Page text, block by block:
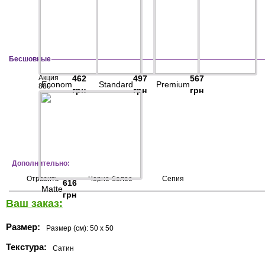
Econom
462
грн
Standard
497
грн
Premium
567
грн
Бесшовные
Акция
880
Matte
616
грн
Дополнительно:
Отразить
Черно-белое Сепия
Ваш заказ:
Размер: Размер (см): 50 x 50
Текстура: Сатин